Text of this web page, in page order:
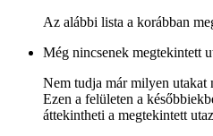
Az alábbi lista a korábban
Még nincsenek megtekintett
Nem tudja már milyen utakat
Ezen a felületen a
áttekintheti a megtekintett